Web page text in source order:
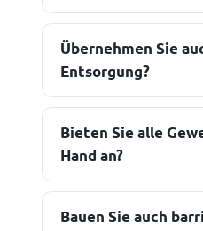
Übernehmen Sie
Entsorgung?
Bieten Sie alle
Hand an?
Bauen Sie auch